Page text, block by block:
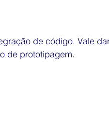
de código. Vale
de prototipagem.